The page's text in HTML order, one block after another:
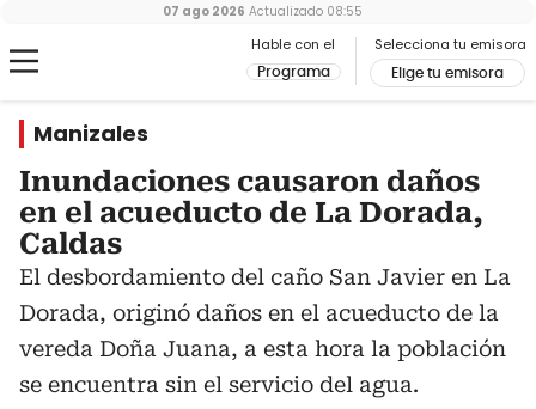
Hable con el
Programa
Selecciona tu emisora
Elige tu emisora
07 ago 2026 Actualizado 08:55
Manizales
Inundaciones causaron daños
en el acueducto de La Dorada,
Caldas
El desbordamiento del caño San Javier en La
Dorada, originó daños en el acueducto de la
vereda Doña Juana, a esta hora la población
se encuentra sin el servicio del agua.